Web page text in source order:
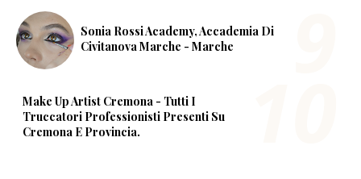
Sonia Rossi Academy, Accademia Di
Civitanova Marche - Marche
Make Up Artist Cremona - Tutti I
Truccatori Professionisti Presenti Su
Cremona E Provincia.